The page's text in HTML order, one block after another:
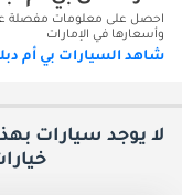
احصل على معلومات مفصلة عن
وأسعارها في الإمارات
شاهد السيارات بي أم
لا يوجد سيارات